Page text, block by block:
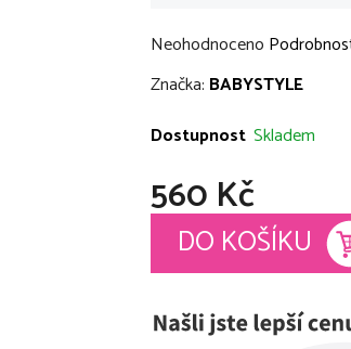
Průměrné
hodnocení
je
z
5
hvězdiček.
Neohodnoceno
Značka: BABYSTYLE
Dostupnost Skladem
560 Kč
Měrná cena:
DO KOŠÍKU